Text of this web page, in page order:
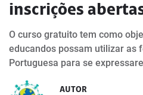
inscrições
O curso gratuito tem como
educandos possam utilizar as
Portuguesa para se
AUTOR